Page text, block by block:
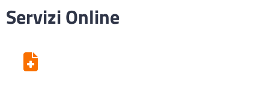
Servizi Online